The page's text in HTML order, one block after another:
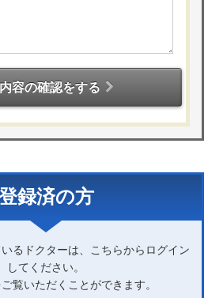
容の確認をする
録済の方
るドクターは、こちらからログイン
してください。
覧いただくことができます。